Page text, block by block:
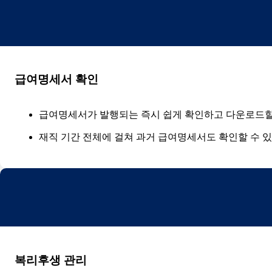
급여명세서 확인
급여명세서가 발행되는 즉시 쉽게 확인하고 다운로드
재직 기간 전체에 걸쳐 과거 급여명세서도 확인할 수
복리후생 관리